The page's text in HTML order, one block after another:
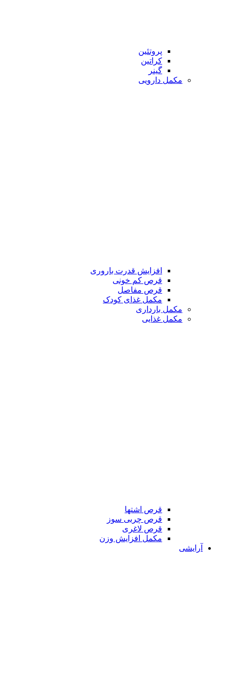
پروتئین
کراتین
گینر
مکمل دارویی
افزایش قدرت باروری
قرص کم خونی
قرص مفاصل
مکمل غذای کودک
مکمل بارداری
مکمل غذایی
قرص اشتها
قرص چربی سوز
قرص لاغری
مکمل افزایش وزن
آرایشی